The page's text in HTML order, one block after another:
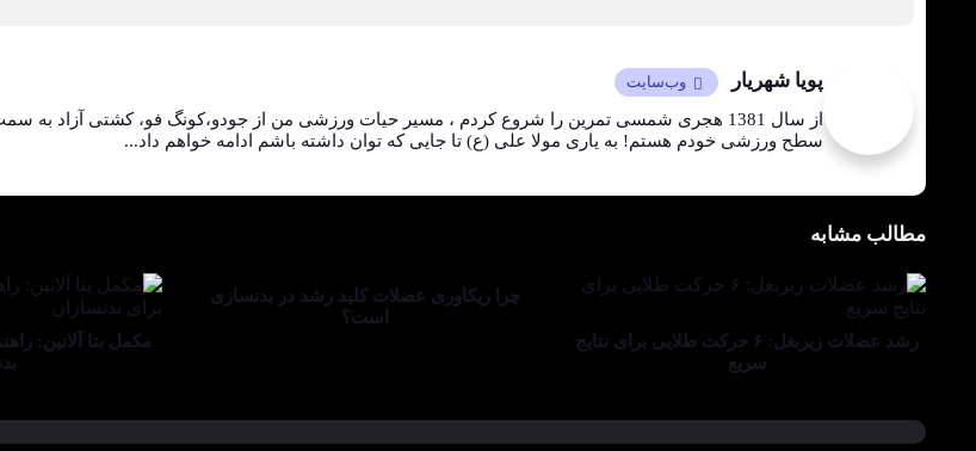
پویا شهریار وب‌سایت
از سال 1381 هجری شمسی تمرین را شروع کردم ، مسیر حیات ورزشی من از جودو،کونگ فو، کشتی آزاد به
سطح ورزشی خودم هستم! به یاری مولا علی (ع) تا جایی که توان داشته باشم ادامه خواهم داد...
مطالب مشابه
رشد عضلات زیربغل: ۶ حرکت طلایی برای نتایج
سریع
چرا ریکاوری عضلات کلید رشد در بدنسازی
است؟
مکمل بتا آلانین: